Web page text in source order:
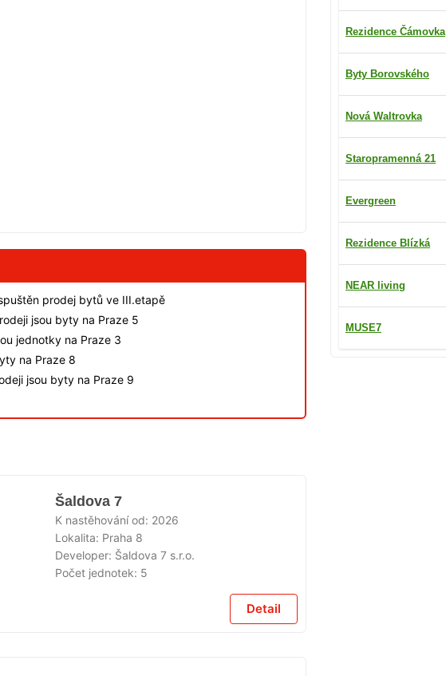
Rezidence Čámovka
Byty Borovského
Nová Waltrovka
Staropramenná 21
Evergreen
Rezidence Blízká
NEAR living
MUSE7
prodej bytů ve III.etapě
jsou byty na Praze 5
jednotky na Praze 3
na Praze 8
jsou byty na Praze 9
Šaldova 7
K nastěhování od: 2026
Lokalita: Praha 8
Developer: Šaldova 7 s.r.o.
Počet jednotek: 5
Detail